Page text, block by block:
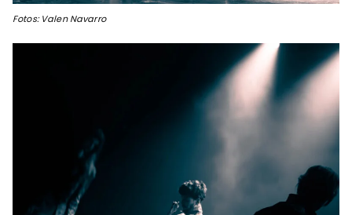
Fotos: Valen Navarro